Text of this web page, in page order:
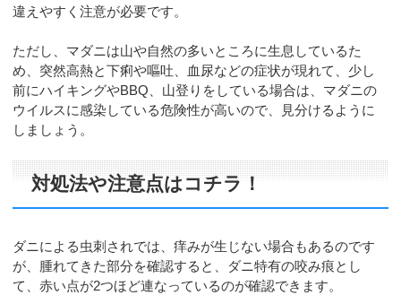
違えやすく注意が必要です。
ただし、マダニは山や自然の多いところに生息しているた
め、突然高熱と下痢や嘔吐、血尿などの症状が現れて、少し
前にハイキングやBBQ、山登りをしている場合は、マダニの
ウイルスに感染している危険性が高いので、見分けるように
しましょう。
対処法や注意点はコチラ！
ダニによる虫刺されでは、痒みが生じない場合もあるのです
が、腫れてきた部分を確認すると、ダニ特有の咬み痕とし
て、赤い点が2つほど連なっているのが確認できます。